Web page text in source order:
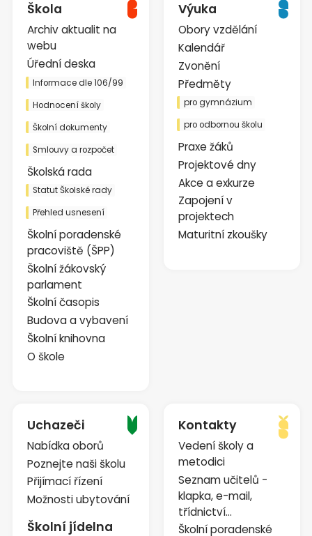
Škola
Archiv aktualit na
webu
Úřední deska
Informace dle 106/99
Hodnocení školy
Školní dokumenty
Smlouvy a rozpočet
Školská rada
Statut Školské rady
Přehled usnesení
Školní poradenské
pracoviště (ŠPP)
Školní žákovský
parlament
Školní časopis
Budova a vybavení
Školní knihovna
O škole
Výuka
Obory vzdělání
Kalendář
Zvonění
Předměty
pro gymnázium
pro odbornou školu
Praxe žáků
Projektové dny
Akce a exkurze
Zapojení v
projektech
Maturitní zkoušky
Uchazeči
Nabídka oborů
Poznejte naši školu
Přijímací řízení
Možnosti ubytování
Školní jídelna
Kontakty
Vedení školy a
metodici
Seznam učitelů -
klapka, e-mail,
třídnictví...
Školní poradenské